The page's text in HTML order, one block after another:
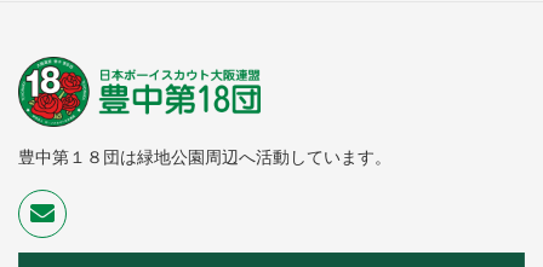
豊中第１８団は緑地公園周辺へ活動しています。